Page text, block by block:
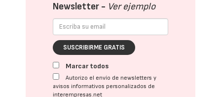
Newsletter - Ver ejemplo
SUSCRIBIRME GRATIS
Marcar todos
Autorizo el envío de newsletters y
avisos informativos personalizados de
interempresas.net